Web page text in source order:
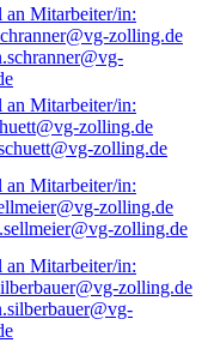
zolling.de
zolling.de